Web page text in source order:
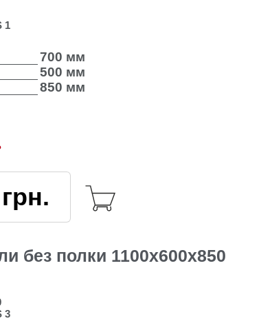
1
700 мм
500 мм
850 мм
грн.
без полки 1100х600х850
3